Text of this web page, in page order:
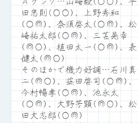
田忠則(○○)、上野秀和
(○◎)、奈須啓太(○◎)、松
崎祐太郎(○◎)、三苫晃幸
(◎○)、植田太一(○◎)、表
健太(◎○)
そのほかで機力好調…石川真
二(◎○)、益田啓司(○◎)、
今村暢孝(○◎)、池永太
(○◎)、大野芳顕(◎○)、松
田大志郎(○◎)